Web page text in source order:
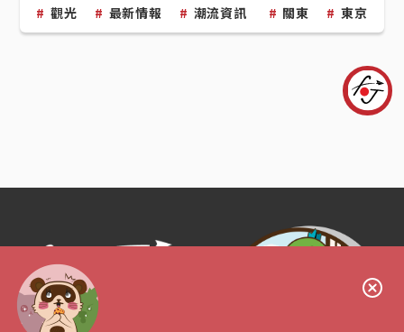
觀光 最新情報 潮流資訊 關東 東京
Follow us!